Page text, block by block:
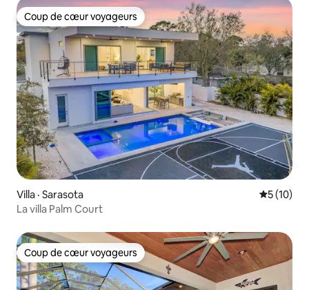
Coup de cœur voyageurs
Coup de cœur voyageurs
Villa · Sarasota Note
5 (10)
La villa Palm Court
Coup de cœur voyageurs
Coup de cœur voyageurs